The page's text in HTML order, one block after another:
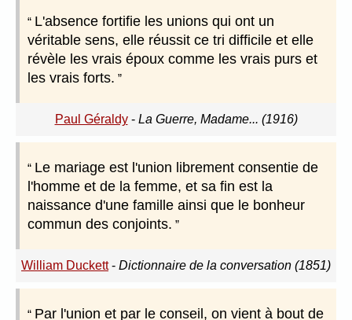
L'absence fortifie les unions qui ont un
véritable sens, elle réussit ce tri difficile et elle
révèle les vrais époux comme les vrais purs et
les vrais forts.
Paul Géraldy- La Guerre, Madame... (1916)
Le mariage est l'union librement consentie de
l'homme et de la femme, et sa fin est la
naissance d'une famille ainsi que le bonheur
commun des conjoints.
William Duckett- Dictionnaire de la conversation (1851)
Par l'union et par le conseil, on vient à bout de